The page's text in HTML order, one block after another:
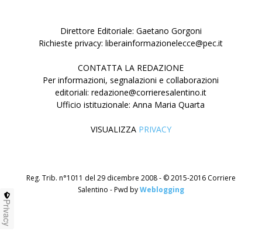
Direttore Editoriale: Gaetano Gorgoni
Richieste privacy: liberainformazionelecce@pec.it
CONTATTA LA REDAZIONE
Per informazioni, segnalazioni e collaborazioni
editoriali: redazione@corrieresalentino.it
Ufficio istituzionale: Anna Maria Quarta
VISUALIZZA PRIVACY
Reg. Trib. n°1011 del 29 dicembre 2008 - © 2015-2016 Corriere
Salentino - Pwd byWeblogging
Privacy